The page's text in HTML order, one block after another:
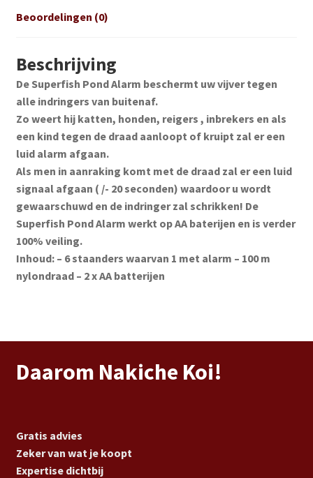
Beoordelingen (0)
Beschrijving
De Superfish Pond Alarm beschermt uw vijver tegen
alle indringers van buitenaf.
Zo weert hij katten, honden, reigers , inbrekers en als
een kind tegen de draad aanloopt of kruipt zal er een
luid alarm afgaan.
Als men in aanraking komt met de draad zal er een luid
signaal afgaan ( /- 20 seconden) waardoor u wordt
gewaarschuwd en de indringer zal schrikken! De
Superfish Pond Alarm werkt op AA baterijen en is verder
100% veiling.
Inhoud: – 6 staanders waarvan 1 met alarm – 100 m
nylondraad – 2 x AA batterijen
Daarom Nakiche Koi!
Gratis advies
Zeker van wat je koopt
Expertise dichtbij